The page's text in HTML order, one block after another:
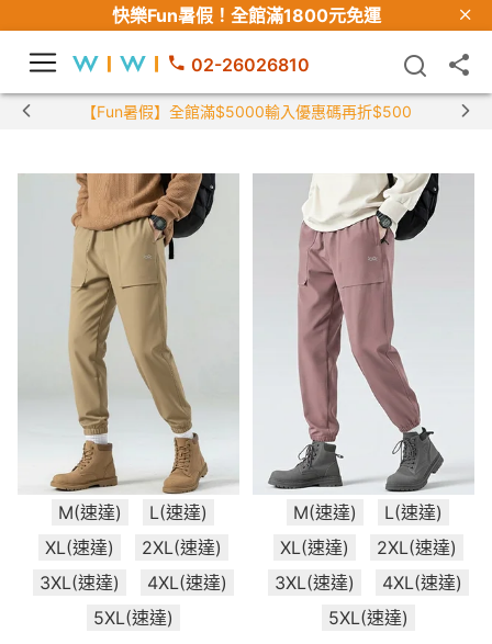
快樂Fun暑假！ 全館滿1800元免運
02-26026810
【Fun暑假】全館滿$5000輸入優惠碼再折$500
M(速達)
L(速達)
XL(速達)
2XL(速達)
3XL(速達)
4XL(速達)
5XL(速達)
M(速達)
L(速達)
XL(速達)
2XL(速達)
3XL(速達)
4XL(速達)
5XL(速達)